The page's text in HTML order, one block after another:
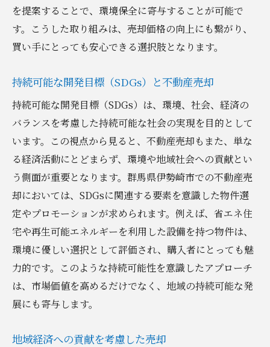
を提案することで、環境保全に寄与することが可能で
す。こうした取り組みは、売却価格の向上にも繋がり、
買い手にとっても安心できる選択肢となります。
持続可能な開発目標（SDGs）と不動産売却
持続可能な開発目標（SDGs）は、環境、社会、経済の
バランスを考慮した持続可能な社会の実現を目的として
います。この視点から見ると、不動産売却もまた、単な
る経済活動にとどまらず、環境や地域社会への貢献とい
う側面が重要となります。群馬県伊勢崎市での不動産売
却においては、SDGsに関連する要素を意識した物件選
定やプロモーションが求められます。例えば、省エネ住
宅や再生可能エネルギーを利用した設備を持つ物件は、
環境に優しい選択として評価され、購入者にとっても魅
力的です。このような持続可能性を意識したアプローチ
は、市場価値を高めるだけでなく、地域の持続可能な発
展にも寄与します。
地域経済への貢献を考慮した売却